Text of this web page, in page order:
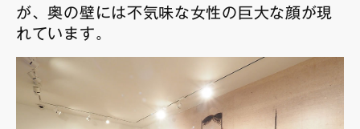
が、奥の壁には不気味な女性の巨大な顔が現
れています。